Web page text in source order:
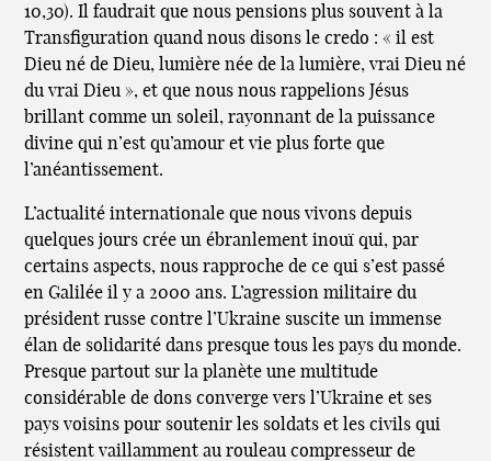
10,30). Il faudrait que nous pensions plus souvent à la
Transfiguration quand nous disons le credo : « il est
Dieu né de Dieu, lumière née de la lumière, vrai Dieu né
du vrai Dieu », et que nous nous rappelions Jésus
brillant comme un soleil, rayonnant de la puissance
divine qui n’est qu’amour et vie plus forte que
l’anéantissement.
L’actualité internationale que nous vivons depuis
quelques jours crée un ébranlement inouï qui, par
certains aspects, nous rapproche de ce qui s’est passé
en Galilée il y a 2000 ans. L’agression militaire du
président russe contre l’Ukraine suscite un immense
élan de solidarité dans presque tous les pays du monde.
Presque partout sur la planète une multitude
considérable de dons converge vers l’Ukraine et ses
pays voisins pour soutenir les soldats et les civils qui
résistent vaillamment au rouleau compresseur de